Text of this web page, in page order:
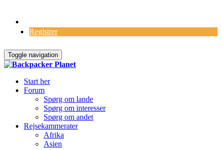
Registrer
Toggle navigation
Start her
Forum
Spørg om lande
Spørg om interesser
Spørg om andet
Rejsekammerater
Afrika
Asien